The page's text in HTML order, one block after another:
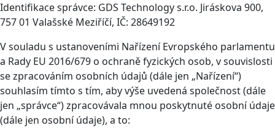
Identifikace správce: GDS Technology s.r.o. Jiráskova 900,
757 01 Valašské Meziříčí, IČ: 28649192
V souladu s ustanoveními Nařízení Evropského parlamentu
a Rady EU 2016/679 o ochraně fyzických osob, v souvislosti
se zpracováním osobních údajů (dále jen „Nařízení“)
souhlasím tímto s tím, aby výše uvedená společnost (dále
jen „správce“) zpracovávala mnou poskytnuté osobní údaje
(dále jen osobní údaje), a to: